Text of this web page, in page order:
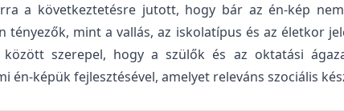
a következtetésre jutott, hogy bár az én-kép
tényezők, mint a vallás, az iskolatípus és az életkor
között szerepel, hogy a szülők és az oktatási
én-képük fejlesztésével, amelyet releváns szociális